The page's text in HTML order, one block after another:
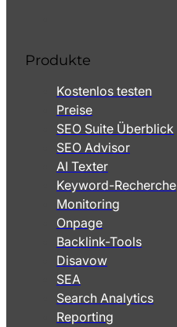
Produkte
Kostenlos testen
Preise
SEO Suite Überblick
SEO Advisor
AI Texter
Keyword-Recherche
Monitoring
Onpage
Backlink-Tools
Disavow
SEA
Search Analytics
Reporting